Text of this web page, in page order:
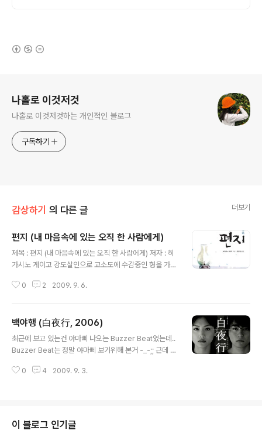
나홀로 이것저것
나홀로 이것저것하는 개인적인 블로그
구독하기
감상하기 의 다른 글 더보기
편지 (내 마음속에 있는 오직 한 사람에게)
제목 : 편지 (내 마음속에 있는 오직 한 사람에게) 저자 : 히
가시노 게이고 강도살인으로 교소도에 수감중인 형을 가진
제가 왜 필요한지 모르는 나임) 알고보니 영화화 되었더군..
마다군의 연기는 기대된다 .. (야마다의 오덕이 되어가고 있
는 쥔장.. ㄷㄷㄷ)
0 2 2009. 9. 6.
백야행 (白夜行, 2006)
최근에 보고 있는건 야마삐 나오는 Buzzer Beat였는데..
Buzzer Beat는 정말 야마삐 보기위해 본거 -_-;; 근데 이
문으로만 듣던 백야행을 보기로 결정했다 얼마전에 호타루
이전에 봤던 배우들이 나와서 반가웠다 그런데 이것이 완
전 내스타일의 드라마가 아닌가! 3일만에 11편 다 보고;; 야
0 4 2009. 9. 3.
이 블로그 인기글